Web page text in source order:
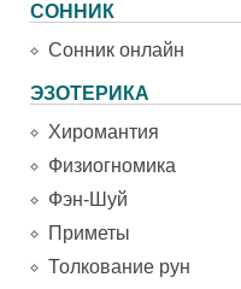
СОННИК
Сонник онлайн
ЭЗОТЕРИКА
Хиромантия
Физиогномика
Фэн-Шуй
Приметы
Толкование рун